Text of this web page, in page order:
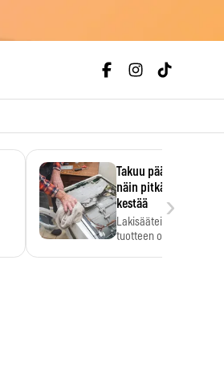
Takuu päättyi,
näin pitkään
kestää
Lakisääteinen
tuotteen oletetun
›